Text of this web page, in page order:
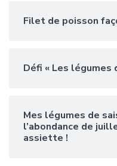
Filet de poisson
Défi « Les légumes
Mes légumes de
l’abondance de
assiette !